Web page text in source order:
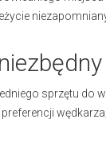
sprzętu do